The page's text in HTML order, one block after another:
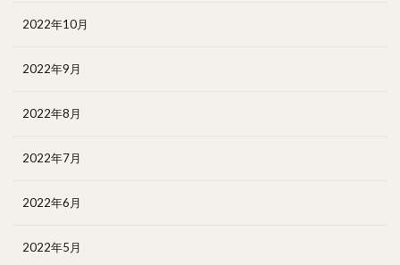
2022年10月
2022年9月
2022年8月
2022年7月
2022年6月
2022年5月